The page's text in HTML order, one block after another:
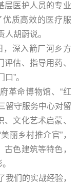
层医护人员的专业
优质高效的医疗服
人胡蔚说。
，深入箭厂河乡方
估、指导用药、
”。
革命博物馆、“红
留守服务中心对留
文化艺术启蒙、
丽乡村推介官”，
色建筑等特色，
我们的实战经验，